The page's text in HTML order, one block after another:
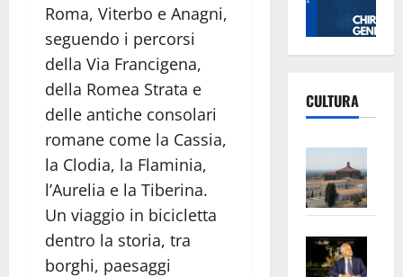
Roma, Viterbo e Anagni,
seguendo i percorsi
della Via Francigena,
della Romea Strata e
delle antiche consolari
romane come la Cassia,
la Clodia, la Flaminia,
l’Aurelia e la Tiberina.
Un viaggio in bicicletta
dentro la storia, tra
borghi, paesaggi
CULTURA